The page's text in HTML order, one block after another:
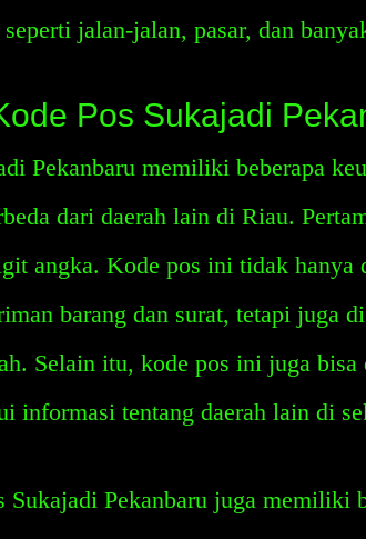
jalan-jalan, pasar, dan
Pos Sukajadi
Pekanbaru memiliki beberapa
dari daerah lain di Riau.
angka. Kode pos ini tidak hanya
barang dan surat, tetapi juga
Selain itu, kode pos ini juga bisa
informasi tentang daerah lain di
Sukajadi Pekanbaru juga memiliki